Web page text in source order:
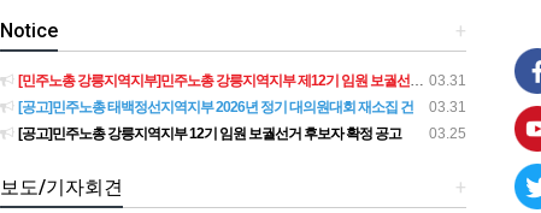
+
Notice
03.31
[민주노총 강릉지역지부]민주노총 강릉지역지부 제12기 임원 보궐선거결과 공고
03.31
[공고]민주노총 태백정선지역지부 2026년 정기 대의원대회 재소집 건
03.25
[공고]민주노총 강릉지역지부 12기 임원 보궐선거 후보자 확정 공고
+
보도/기자회견